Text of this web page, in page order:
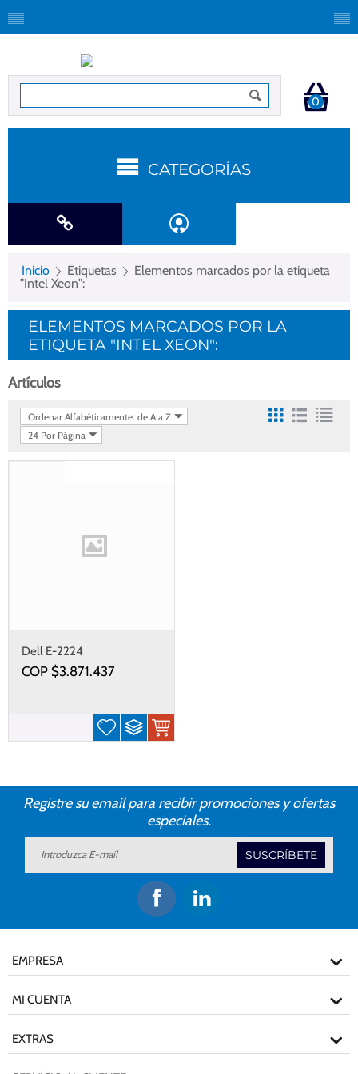
0
CATEGORÍAS
Inicio Etiquetas
Elementos marcados por la etiqueta
"Intel Xeon":
ELEMENTOS MARCADOS POR LA
ETIQUETA "INTEL XEON":
Artículos
Ordenar Alfabéticamente: de A a Z
24 Por Página
Dell E-2224
COP $3.871.437
Registre su email para recibir promociones y ofertas
especiales.
SUSCRÍBETE
EMPRESA
MI CUENTA
EXTRAS